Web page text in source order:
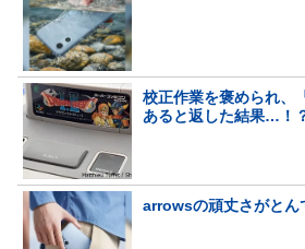
校正作業を褒められ、
あると返した結果…！
arrowsの頑丈さがとん